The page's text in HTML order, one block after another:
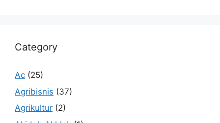
Category
Ac (25)
Agribisnis (37)
Agrikultur (2)